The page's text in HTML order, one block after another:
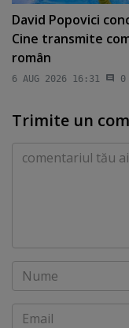
David Popovici
Cine transmite
român
6 AUG 2026 16:31 0
Trimite un
Comentariu
Nume
Email